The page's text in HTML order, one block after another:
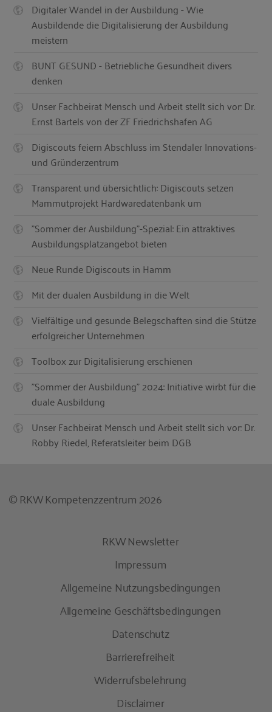
Digitaler Wandel in der Ausbildung - Wie
Ausbildende die Digitalisierung der Ausbildung
meistern
BUNT GESUND - Betriebliche Gesundheit divers
denken
Unser Fachbeirat Mensch und Arbeit stellt sich vor: Dr.
Ernst Bartels von der ZF Friedrichshafen AG
Digiscouts feiern Abschluss im Stendaler Innovations-
und Gründerzentrum
Transparent und übersichtlich: Digiscouts setzen
Mammutprojekt Hardwaredatenbank um
"Sommer der Ausbildung"-Spezial: Ein attraktives
Ausbildungsplatzangebot bieten
Neue Runde Digiscouts in Hamm
Mit der dualen Ausbildung in die Welt
Vielfältige und gesunde Belegschaften sind die Stütze
erfolgreicher Unternehmen
Toolbox zur Digitalisierung erschienen
"Sommer der Ausbildung" 2024: Initiative wirbt für die
duale Ausbildung
Unser Fachbeirat Mensch und Arbeit stellt sich vor: Dr.
Robby Riedel, Referatsleiter beim DGB
© RKW Kompetenzzentrum 2026
RKW Newsletter
Impressum
Allgemeine Nutzungsbedingungen
Allgemeine Geschäftsbedingungen
Datenschutz
Barrierefreiheit
Widerrufsbelehrung
Disclaimer